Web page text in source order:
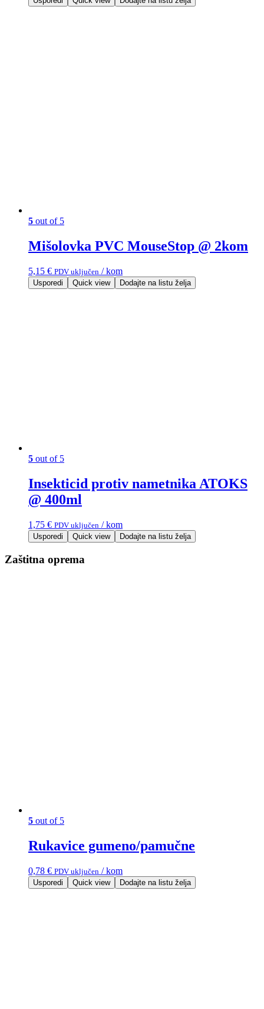
5 out of 5
Mišolovka PVC MouseStop @ 2kom
5,15 € PDV uključen / kom
Usporedi Quick view Dodajte na listu želja
5 out of 5
Insekticid protiv nametnika ATOKS
@ 400ml
1,75 € PDV uključen / kom
Usporedi Quick view Dodajte na listu želja
Zaštitna oprema
5 out of 5
Rukavice gumeno/pamučne
0,78 € PDV uključen / kom
Usporedi Quick view Dodajte na listu želja